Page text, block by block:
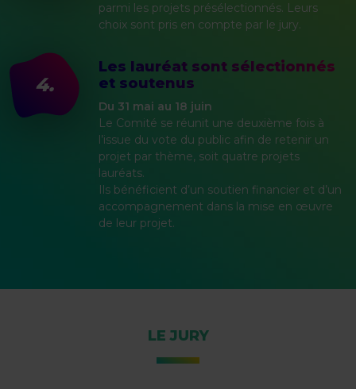
parmi les projets présélectionnés. Leurs
choix sont pris en compte par le jury.
4.
Les lauréat sont sélectionnés
et soutenus
Du 31 mai au 18 juin
Le Comité se réunit une deuxième fois à
l’issue du vote du public afin de retenir un
projet par thème, soit quatre projets
lauréats.
Ils bénéficient d’un soutien financier et d’un
accompagnement dans la mise en œuvre
de leur projet.
LE JURY